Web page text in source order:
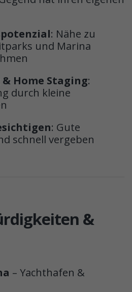
: Nähe zu
und Marina
Home Staging:
durch kleine
: Gute
schnell vergeben
&
– Yachthafen &